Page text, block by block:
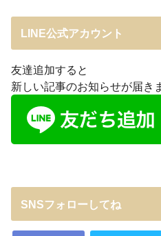
LINE公式アカウント
友達追加すると
新しい記事のお知らせが届き
SNSフォローしてね